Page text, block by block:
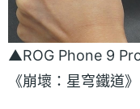
▲ROG Phone 9
《崩壞：星穹鐵道》